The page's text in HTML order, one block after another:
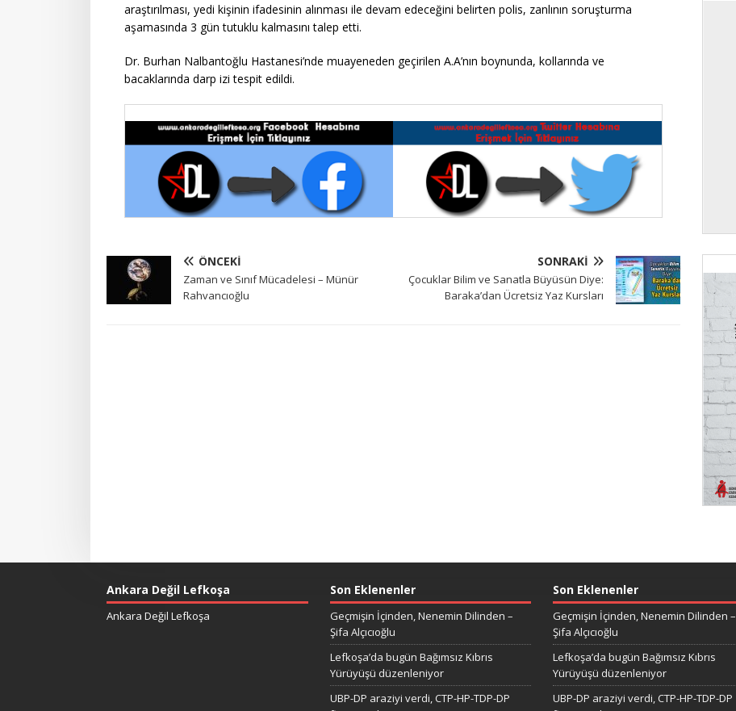
araştırılması, yedi kişinin ifadesinin alınması ile devam edeceğini belirten polis, zanlının soruşturma
aşamasında 3 gün tutuklu kalmasını talep etti.
Dr. Burhan Nalbantoğlu Hastanesi’nde muayeneden geçirilen A.A’nın boynunda, kollarında ve
bacaklarında darp izi tespit edildi.
ÖNCEKI
Zaman ve Sınıf Mücadelesi – Münür
Rahvancıoğlu
SONRAKI
Çocuklar Bilim ve Sanatla Büyüsün Diye:
Baraka’dan Ücretsiz Yaz Kursları
Ankara Değil Lefkoşa
Ankara Değil Lefkoşa
Son Eklenenler
Geçmişin İçinden, Nenemin Dilinden –
Şifa Alçıcıoğlu
Lefkoşa’da bugün Bağımsız Kıbrıs
Yürüyüşü düzenleniyor
UBP-DP araziyi verdi, CTP-HP-TDP-DP
Son Eklenenler
Geçmişin İçinden, Nenemin Dilinden –
Şifa Alçıcıoğlu
Lefkoşa’da bugün Bağımsız Kıbrıs
Yürüyüşü düzenleniyor
UBP-DP araziyi verdi, CTP-HP-TDP-DP